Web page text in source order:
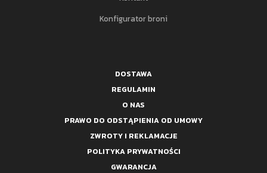
Konfigurator broni
DOSTAWA
REGULAMIN
O NAS
PRAWO DO ODSTĄPIENIA OD UMOWY
ZWROTY I REKLAMACJE
POLITYKA PRYWATNOŚCI
GWARANCJA